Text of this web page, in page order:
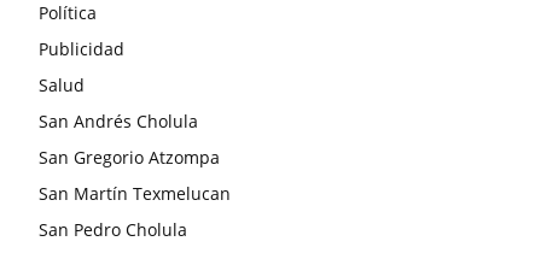
Política
Publicidad
Salud
San Andrés Cholula
San Gregorio Atzompa
San Martín Texmelucan
San Pedro Cholula